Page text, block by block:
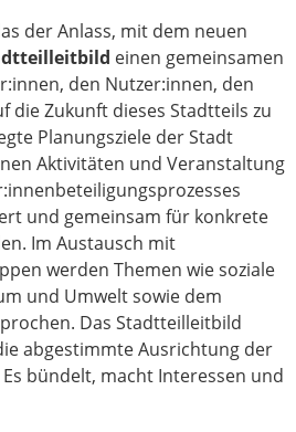
der Anlass, mit dem neuen
einen gemeinsamen
den Nutzer:innen, den
die Zukunft dieses Stadtteils zu
Planungsziele der Stadt
Aktivitäten und Veranstaltung
und gemeinsam für konkrete
Im Austausch mit
werden Themen wie soziale
und Umwelt sowie dem
Das Stadtteilleitbild
abgestimmte Ausrichtung der
bündelt, macht Interessen und